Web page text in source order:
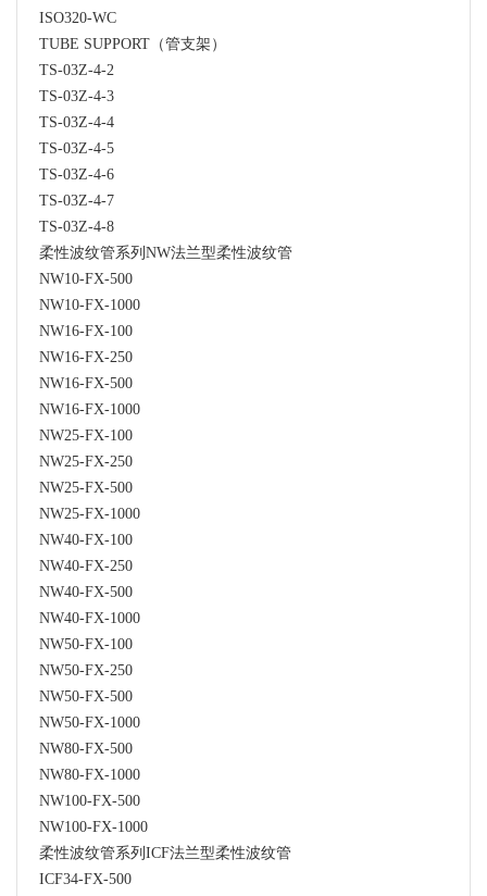
ISO320-WC
TUBE SUPPORT（管支架）
TS-03Z-4-2
TS-03Z-4-3
TS-03Z-4-4
TS-03Z-4-5
TS-03Z-4-6
TS-03Z-4-7
TS-03Z-4-8
柔性波纹管系列NW法兰型柔性波纹管
NW10-FX-500
NW10-FX-1000
NW16-FX-100
NW16-FX-250
NW16-FX-500
NW16-FX-1000
NW25-FX-100
NW25-FX-250
NW25-FX-500
NW25-FX-1000
NW40-FX-100
NW40-FX-250
NW40-FX-500
NW40-FX-1000
NW50-FX-100
NW50-FX-250
NW50-FX-500
NW50-FX-1000
NW80-FX-500
NW80-FX-1000
NW100-FX-500
NW100-FX-1000
柔性波纹管系列ICF法兰型柔性波纹管
ICF34-FX-500